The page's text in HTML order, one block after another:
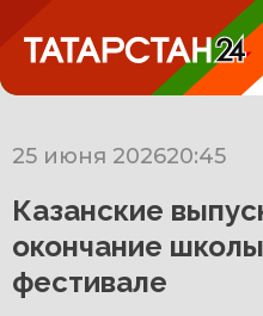
25 июня 202620:45
Казанские
окончание
фестивале